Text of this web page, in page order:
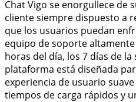
Chat Vigo se enorgullece de
cliente siempre dispuesto a
que los usuarios puedan
equipo de soporte
horas del día, los 7 días de la
plataforma está diseñada
experiencia de usuario
tiempos de carga rápidos y